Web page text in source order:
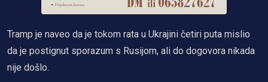
Tramp je naveo da je tokom rata u Ukrajini četiri puta mislio
da je postignut sporazum s Rusijom, ali do dogovora nikada
nije došlo.